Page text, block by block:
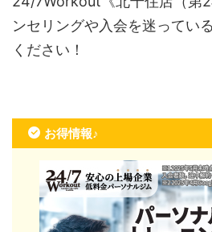
ンセリングや入会を迷ってい
ください！
お得情報♪